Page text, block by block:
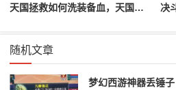
天国拯救如何洗装备血，天国拯救怎么洗衣服
随机文章
梦幻西游神器丢锤子